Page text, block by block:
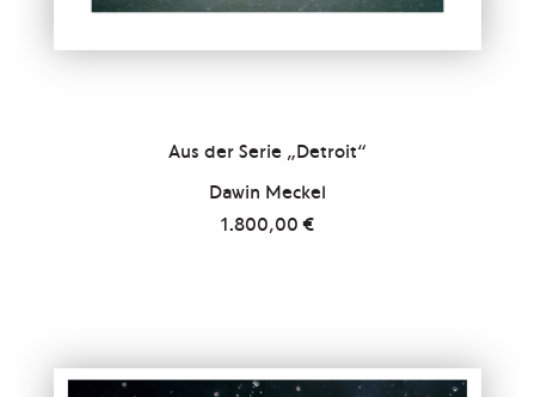
Aus der Serie „Detroit“
Dawin Meckel
1.800,00€